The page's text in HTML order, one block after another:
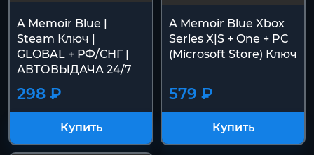
A Memoir Blue |
Steam Ключ |
GLOBAL + РФ/СНГ |
АВТОВЫДАЧА 24/7
298 ₽
Купить
A Memoir Blue Xbox
Series X|S + One + PC
(Microsoft Store) Ключ
579 ₽
Купить